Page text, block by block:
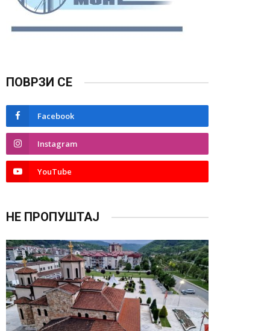
ПОВРЗИ СЕ
Facebook
Instagram
YouTube
НЕ ПРОПУШТАЈ